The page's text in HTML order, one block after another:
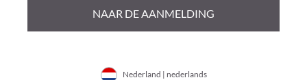
NAAR DE AANMELDING
Nederland | nederlands